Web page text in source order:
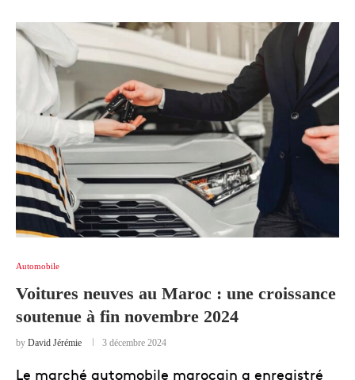
Automobile
Voitures neuves au Maroc : une croissance
soutenue à fin novembre 2024
by David Jérémie 3 décembre 2024
Le marché automobile marocain a enregistré